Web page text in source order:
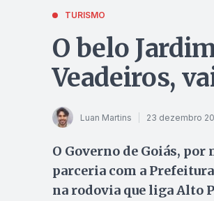
TURISMO
O belo
Veadeiros,
Luan Martins 23 dezembro
O Governo de Goiás,
parceria com a
na rodovia que liga Alto